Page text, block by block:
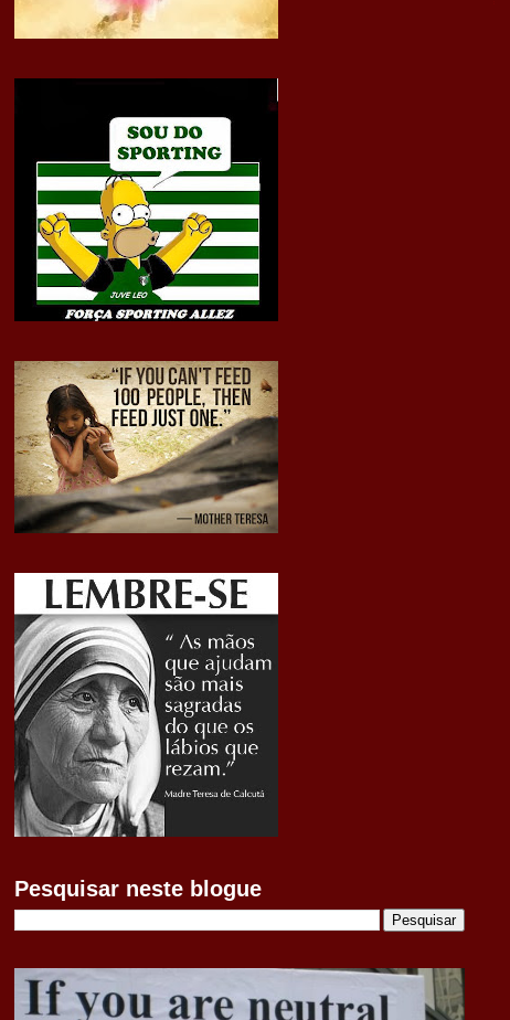
Pesquisar neste blogue